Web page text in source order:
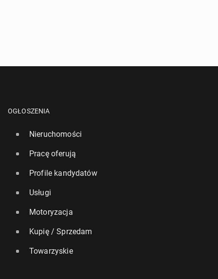
OGŁOSZENIA
Nieruchomości
Pracę oferują
Profile kandydatów
Usługi
Motoryzacja
Kupię / Sprzedam
Towarzyskie